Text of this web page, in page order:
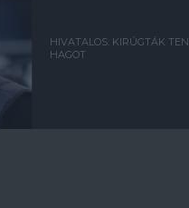
HIVATALOS: KIRÚGTÁK TEN
HAGOT